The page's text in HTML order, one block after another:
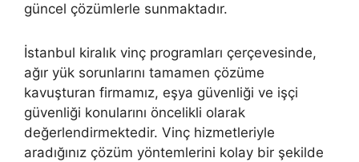
güncel çözümlerle sunmaktadır.
İstanbul kiralık vinç programları çerçevesinde,
ağır yük sorunlarını tamamen çözüme
kavuşturan firmamız, eşya güvenliği ve işçi
güvenliği konularını öncelikli olarak
değerlendirmektedir. Vinç hizmetleriyle
aradığınız çözüm yöntemlerini kolay bir şekilde